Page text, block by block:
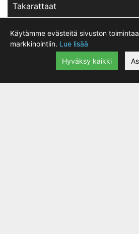
Käytämme evästeitä sivuston
markkinointiin. Lue lisää
Hyväksy kaikki
Takarattaat